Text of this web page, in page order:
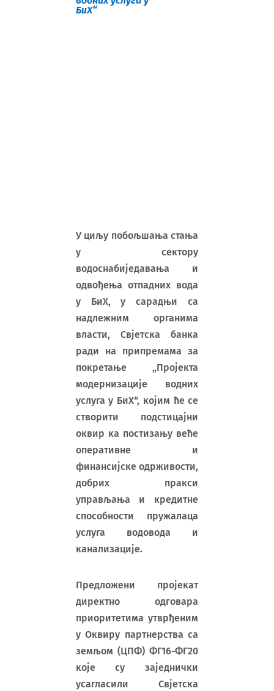
БиХ“
У циљу побољшања стања
у сектору
водоснабиједавања и
одвођења отпадних вода
у БиХ, у сарадњи са
надлежним органима
власти, Свјетска банка
ради на припремама за
покретање „Пројекта
модернизације водних
услуга у БиХ“, којим ће се
створити подстицајни
оквир ка постизању веће
оперативне и
финансијске одрживости,
добрих пракси
управљања и кредитне
способности пружалаца
услуга водовода и
канализације.
Предложени пројекат
директно одговара
приоритетима утврђеним
у Оквиру партнерства са
земљом (ЦПФ) ФГ16-ФГ20
које су заједнички
усагласили Свјетска